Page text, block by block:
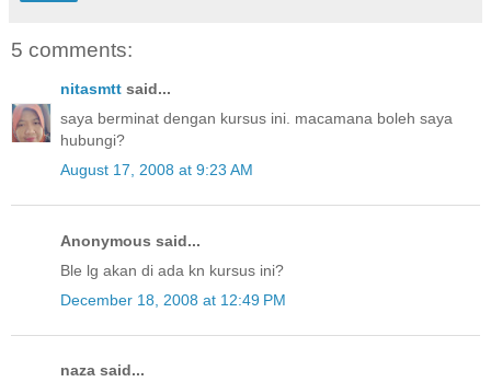
5 comments:
nitasmtt said...
saya berminat dengan kursus ini. macamana boleh saya
hubungi?
August 17, 2008 at 9:23 AM
Anonymous said...
Ble lg akan di ada kn kursus ini?
December 18, 2008 at 12:49 PM
naza said...